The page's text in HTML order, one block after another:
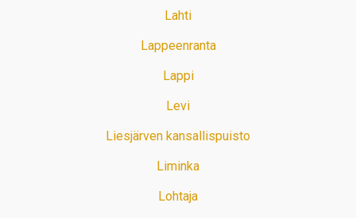
Lahti
Lappeenranta
Lappi
Levi
Liesjärven kansallispuisto
Liminka
Lohtaja